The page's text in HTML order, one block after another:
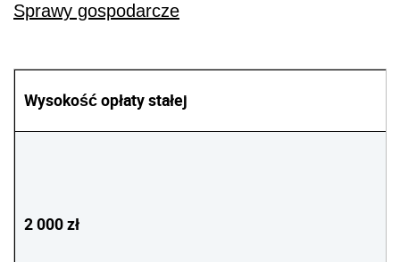
Sprawy gospodarcze
Wysokość opłaty stałej
2 000 zł